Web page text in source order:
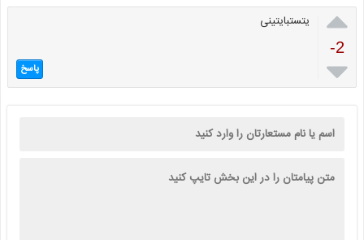

-2

یتستبایتینی
پاسخ